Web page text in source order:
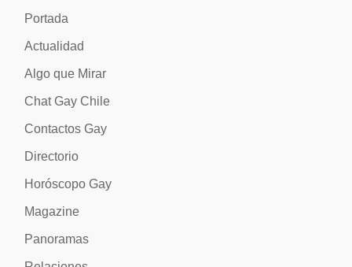
Portada
Actualidad
Algo que Mirar
Chat Gay Chile
Contactos Gay
Directorio
Horóscopo Gay
Magazine
Panoramas